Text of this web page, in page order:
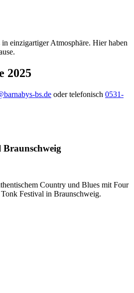
einzigartiger Atmosphäre. Hier haben
2025
bs.de oder telefonisch 0531-
Country und Blues mit Four
Festival in Braunschweig.